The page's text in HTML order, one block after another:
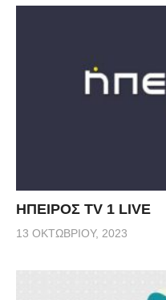
ΗΠΕΙΡΟΣ TV 1 LIVE
13 ΟΚΤΩΒΡΊΟΥ, 2023